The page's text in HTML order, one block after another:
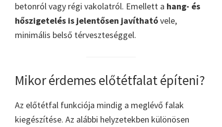
betonról vagy régi vakolatról. Emellett a hang- és
hőszigetelés is jelentősen javíthatóvele,
minimális belső térveszteséggel.
Mikor érdemes előtétfalat építeni?
Az előtétfal funkciója mindig a meglévő falak
kiegészítése. Az alábbi helyzetekben különösen